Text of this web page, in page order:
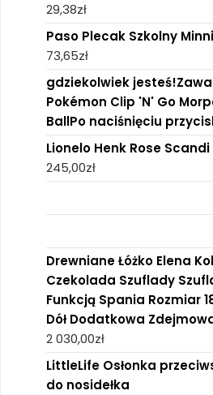
29,38zł
Paso Plecak Szkolny
73,65zł
gdziekolwiek
Pokémon Clip 'N' Go
BallPo naciśnięciu
Lionelo Henk Rose Scandi
245,00zł
Drewniane Łóżko Elena
Czekolada Szuflady
Funkcją Spania Rozmiar
Dół Dodatkowa
2 030,00zł
LittleLife Osłonka
do nosidełka